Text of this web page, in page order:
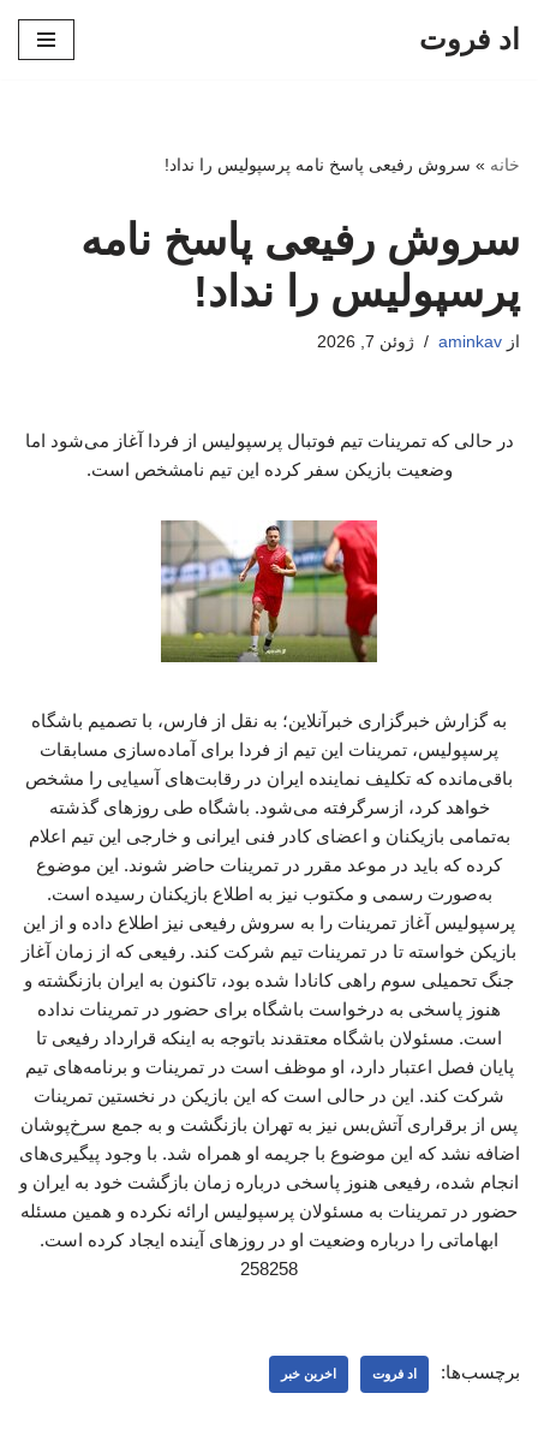
اد فروت
خانه » سروش رفیعی پاسخ نامه پرسپولیس را نداد!
سروش رفیعی پاسخ نامه
پرسپولیس را نداد!
از aminkav ژوئن 7, 2026
در حالی که تمرینات تیم فوتبال پرسپولیس از فردا آغاز می‌شود اما
وضعیت بازیکن سفر کرده این تیم نامشخص است.
به گزارش خبرگزاری خبرآنلاین؛ به نقل از فارس، با تصمیم باشگاه
پرسپولیس، تمرینات این تیم از فردا برای آماده‌سازی مسابقات
باقی‌مانده که تکلیف نماینده ایران در رقابت‌های آسیایی را مشخص
خواهد کرد، ازسرگرفته می‌شود. باشگاه طی روزهای گذشته
به‌تمامی بازیکنان و اعضای کادر فنی ایرانی و خارجی این تیم اعلام
کرده که باید در موعد مقرر در تمرینات حاضر شوند. این موضوع
به‌صورت رسمی و مکتوب نیز به اطلاع بازیکنان رسیده است.
پرسپولیس آغاز تمرینات را به سروش رفیعی نیز اطلاع داده و از این
بازیکن خواسته تا در تمرینات تیم شرکت کند. رفیعی که از زمان آغاز
جنگ تحمیلی سوم راهی کانادا شده بود، تاکنون به ایران بازنگشته و
هنوز پاسخی به درخواست باشگاه برای حضور در تمرینات نداده
است. مسئولان باشگاه معتقدند باتوجه‌ به اینکه قرارداد رفیعی تا
پایان فصل اعتبار دارد، او موظف است در تمرینات و برنامه‌های تیم
شرکت کند. این در حالی است که این بازیکن در نخستین تمرینات
پس از برقراری آتش‌بس نیز به تهران بازنگشت و به جمع سرخ‌پوشان
اضافه نشد که این موضوع با جریمه او همراه شد. با وجود پیگیری‌های
انجام شده، رفیعی هنوز پاسخی درباره زمان بازگشت خود به ایران و
حضور در تمرینات به مسئولان پرسپولیس ارائه نکرده و همین مسئله
ابهاماتی را درباره وضعیت او در روزهای آینده ایجاد کرده است.
258258
برچسب‌ها: اد فروت اخرین خبر